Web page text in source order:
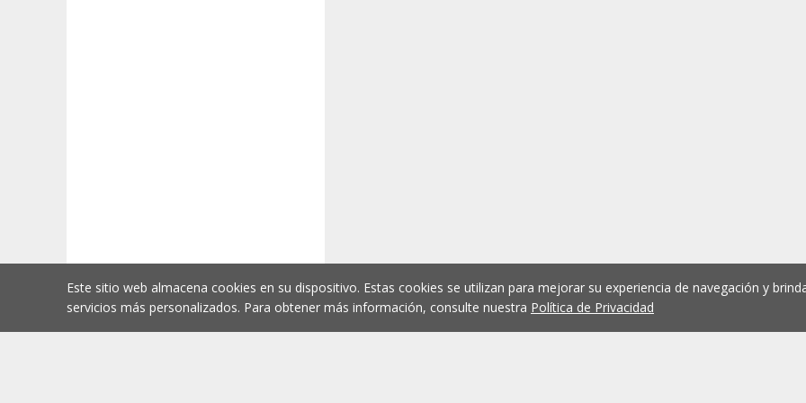
Este sitio web almacena cookies en su dispositivo. Estas cookies se utilizan para mejorar su experiencia de navegación y
servicios más personalizados. Para obtener más información, consulte nuestra Política de Privacidad